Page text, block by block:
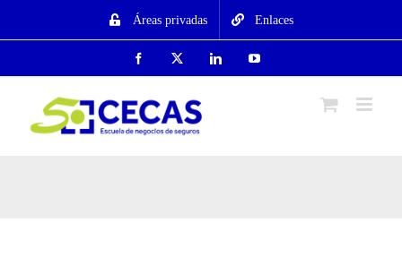
Áreas privadas Enlaces
Facebook LinkedInYouTube